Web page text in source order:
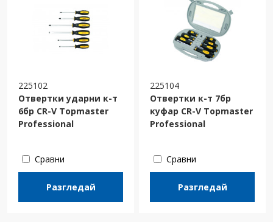
225102
Отвертки ударни к-т
6бр CR-V Topmaster
Professional
Сравни
Разгледай
225104
Отвертки к-т 7бр
куфар CR-V Topmaster
Professional
Сравни
Разгледай